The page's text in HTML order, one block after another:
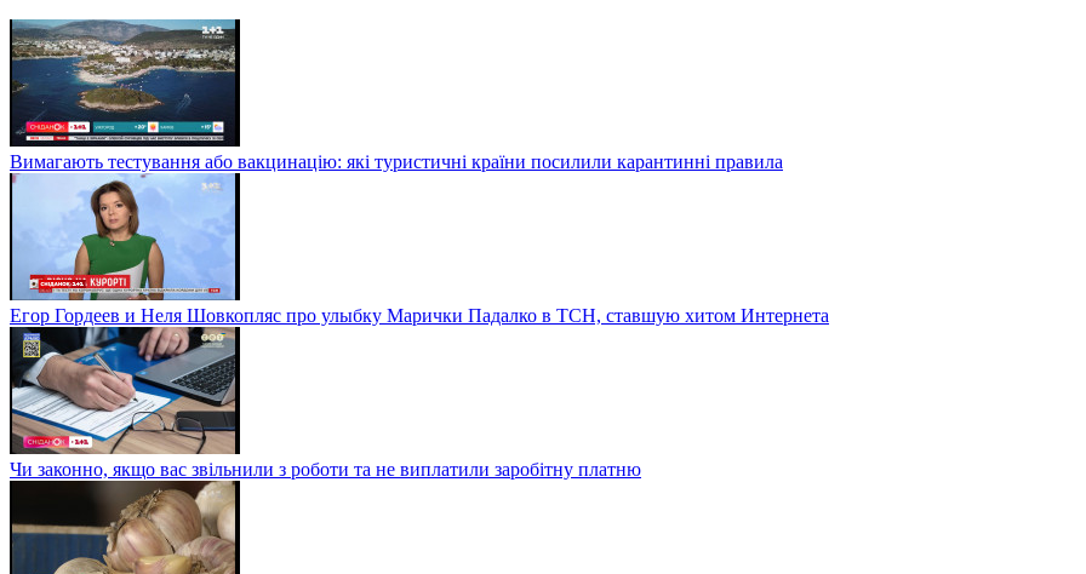
Вимагають тестування або вакцинацію: які туристичні країни посилили карантинні правила
Егор Гордеев и Неля Шовкопляс про улыбку Марички Падалко в ТСН, ставшую хитом Интернета
Чи законно, якщо вас звільнили з роботи та не виплатили заробітну платню